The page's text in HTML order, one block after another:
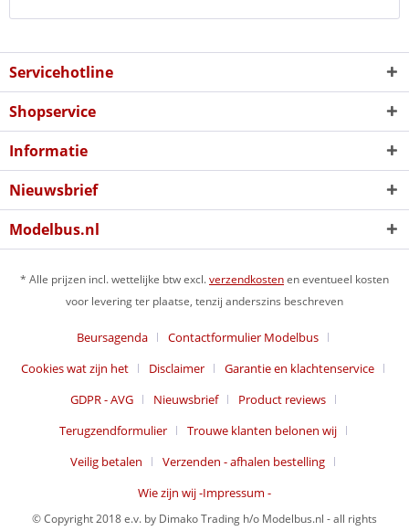
Servicehotline
Shopservice
Informatie
Nieuwsbrief
Modelbus.nl
* Alle prijzen incl. wettelijke btw excl.verzendkostenen eventueel kosten
voor levering ter plaatse, tenzij anderszins beschreven
Beursagenda
Contactformulier Modelbus
Cookies wat zijn het
Disclaimer
Garantie en klachtenservice
GDPR - AVG
Nieuwsbrief
Product reviews
Terugzendformulier
Trouwe klanten belonen wij
Veilig betalen
Verzenden - afhalen bestelling
Wie zijn wij -Impressum -
© Copyright 2018 e.v. by Dimako Trading h/o Modelbus.nl - all rights